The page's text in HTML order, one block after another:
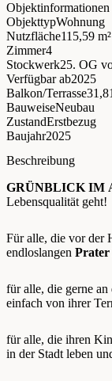
Objektinformationen
ObjekttypWohnung
Nutzfläche115,59 m²
Zimmer4
Stockwerk25. OG
Verfügbar ab2025
Balkon/Terrasse
BauweiseNeubau
ZustandErstbezug
Baujahr2025
Beschreibung
GRÜNBLICK IM
Lebensqualität geht!
Für alle, die vor der
endloslangen Prater
für alle, die gerne
einfach von ihrer
für alle, die ihren
in der Stadt leben